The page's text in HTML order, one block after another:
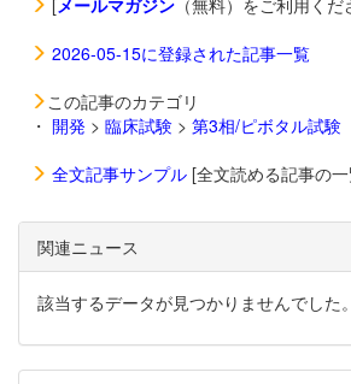
[メールマガジン （無料）をご利用くだ
2026-05-15に登録された記事一覧
この記事のカテゴリ
・ 開発 > 臨床試験 > 第3相/ピボタル試験
全文記事サンプル [全文読める記事の
関連ニュース
該当するデータが見つかりませんでした。